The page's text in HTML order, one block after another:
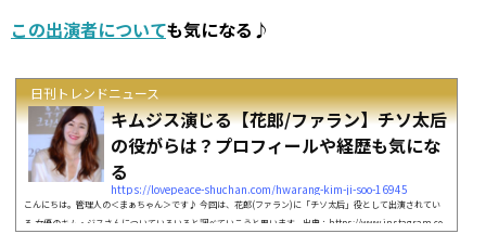
この出演者についても気になる♪
日刊トレンドニュース
キムジス演じる【花郎/ファラン】チソ太后
の役がらは？プロフィールや経歴も気にな
る
https://lovepeace-shuchan.com/hwarang-kim-ji-soo-16945
こんにちは。管理人の＜まぁちゃん＞です♪ 今回は、花郎(ファラン)に「チソ太后」役として出演されてい
る 女優のキム・ジスさんについていろいろと調べていこうと思います。出典：https://www.instagram.co